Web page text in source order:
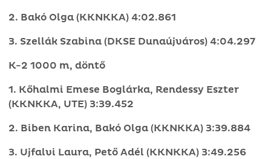
2. Bakó Olga (KKNKKA) 4:02.861
3. Szellák Szabina (DKSE Dunaújváros) 4:04.297
K-2 1000 m, döntő
1. Kőhalmi Emese Boglárka, Rendessy Eszter
(KKNKKA, UTE) 3:39.452
2. Biben Karina, Bakó Olga (KKNKKA) 3:39.884
3. Ujfalvi Laura, Pető Adél (KKNKKA) 3:49.256